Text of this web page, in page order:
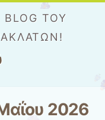
ΤΟΥ
2026